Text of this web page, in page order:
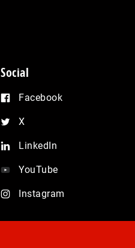
Social
Facebook
X
LinkedIn
YouTube
Instagram